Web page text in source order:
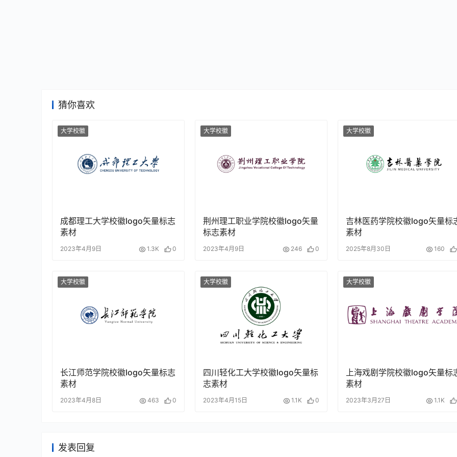
猜你喜欢
大学校徽
成都理工大学校徽logo矢量标志
素材
2023年4月9日 1.3K 0
大学校徽
荆州理工职业学院校徽logo矢量
标志素材
2023年4月9日 246 0
大学校徽
吉林医药学院校徽logo矢量标
素材
2025年8月30日 160
大学校徽
长江师范学院校徽logo矢量标志
素材
2023年4月8日 463 0
大学校徽
四川轻化工大学校徽logo矢量标
志素材
2023年4月15日 1.1K 0
大学校徽
上海戏剧学院校徽logo矢量标
素材
2023年3月27日 1.1K
发表回复